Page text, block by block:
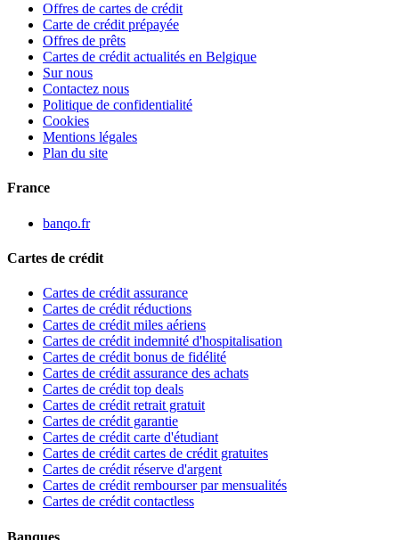
Offres de cartes de crédit
Carte de crédit prépayée
Offres de prêts
Cartes de crédit actualités en Belgique
Sur nous
Contactez nous
Politique de confidentialité
Cookies
Mentions légales
Plan du site
France
banqo.fr
Cartes de crédit
Cartes de crédit assurance
Cartes de crédit réductions
Cartes de crédit miles aériens
Cartes de crédit indemnité d'hospitalisation
Cartes de crédit bonus de fidélité
Cartes de crédit assurance des achats
Cartes de crédit top deals
Cartes de crédit retrait gratuit
Cartes de crédit garantie
Cartes de crédit carte d'étudiant
Cartes de crédit cartes de crédit gratuites
Cartes de crédit réserve d'argent
Cartes de crédit rembourser par mensualités
Cartes de crédit contactless
Banques